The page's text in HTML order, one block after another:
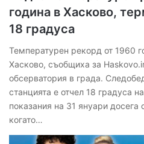
година в Хасково,
18 градуса
Температурен рекорд от 1960
Хасково, съобщиха за
обсерватория в града.
станцията е отчел 18 градуса
показания на 31 януари досега
когато…